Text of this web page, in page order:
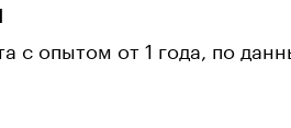
с опытом от 1 года, по